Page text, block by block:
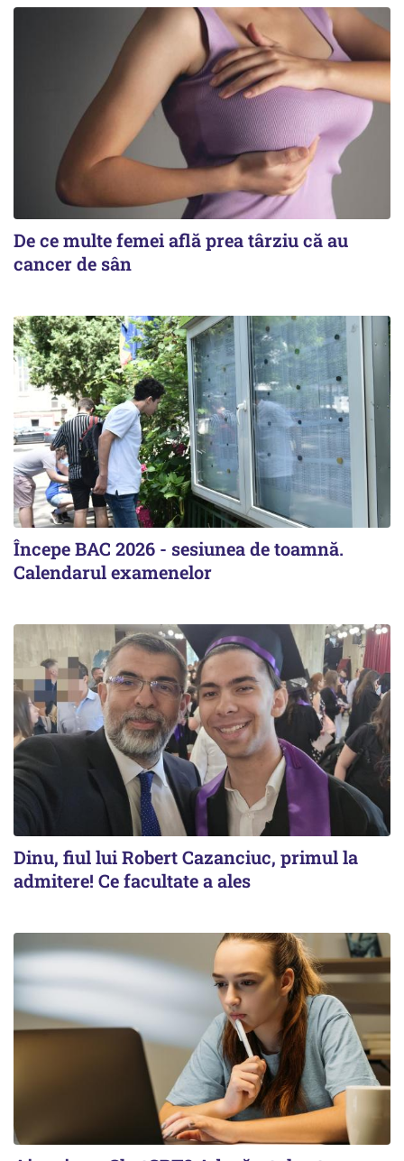
De ce multe femei află prea târziu că au
cancer de sân
Începe BAC 2026 - sesiunea de toamnă.
Calendarul examenelor
Dinu, fiul lui Robert Cazanciuc, primul la
admitere! Ce facultate a ales